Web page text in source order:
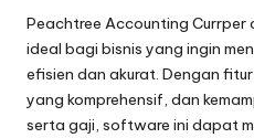
Peachtree Accounting Currper
ideal bagi bisnis yang ingin
efisien dan akurat. Dengan
yang komprehensif, dan
serta gaji, software ini dapat